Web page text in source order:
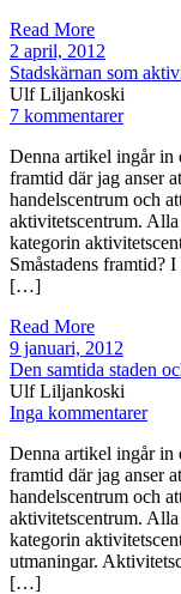
Read More
2 april, 2012
Stadskärnan som
Ulf Liljankoski
7 kommentarer
Denna artikel ingår in
framtid där jag anser
handelscentrum och
aktivitetscentrum.
kategorin
Småstadens framtid?
[…]
Read More
9 januari, 2012
Den samtida staden
Ulf Liljankoski
Inga kommentarer
Denna artikel ingår in
framtid där jag anser
handelscentrum och
aktivitetscentrum.
kategorin
utmaningar.
[…]